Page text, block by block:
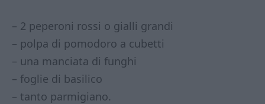
– 2 peperoni rossi o gialli grandi
– polpa di pomodoro a cubetti
– una manciata di funghi
– foglie di basilico
– tanto parmigiano.